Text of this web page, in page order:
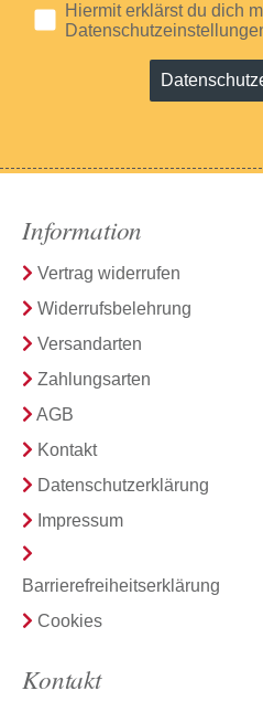
Hiermit erklärst du dich
Information
Vertrag widerrufen
Widerrufsbelehrung
Versandarten
Zahlungsarten
AGB
Kontakt
Datenschutzerklärung
Impressum
Barrierefreiheitserklärung
Cookies
Kontakt